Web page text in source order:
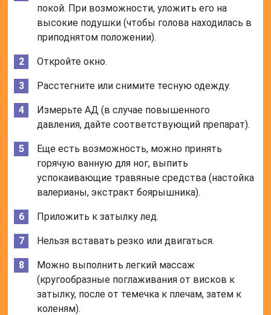
покой. При возможности, уложить его на
высокие подушки (чтобы голова находилась в
приподнятом положении).
Откройте окно.
Расстегните или снимите тесную одежду.
Измерьте АД (в случае повышенного
давления, дайте соответствующий препарат).
Еще есть возможность, можно принять
горячую ванную для ног, выпить
успокаивающие травяные средства (настойка
валерианы, экстракт боярышника).
Приложить к затылку лед.
Нельзя вставать резко или двигаться.
Можно выполнить легкий массаж
(кругообразные поглаживания от висков к
затылку, после от темечка к плечам, затем к
коленям).